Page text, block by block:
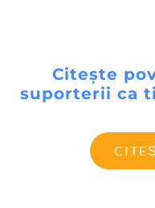
Citește
suporterii ca